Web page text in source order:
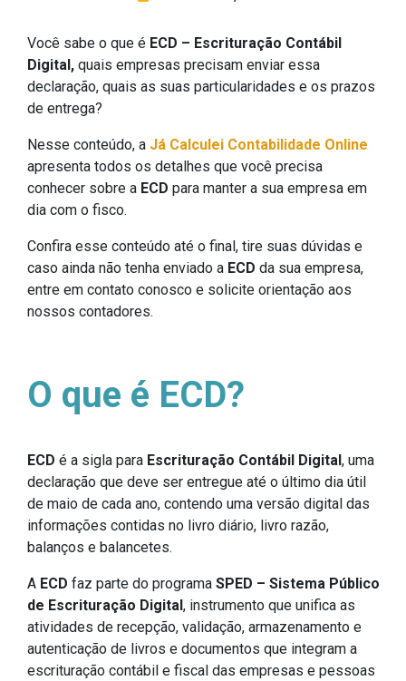
Você sabe o que é ECD – Escrituração Contábil
Digital, quais empresas precisam enviar essa
declaração, quais as suas particularidades e os prazos
de entrega?
Nesse conteúdo, a Já Calculei Contabilidade Online
apresenta todos os detalhes que você precisa
conhecer sobre a ECD para manter a sua empresa em
dia com o fisco.
Confira esse conteúdo até o final, tire suas dúvidas e
caso ainda não tenha enviado a ECD da sua empresa,
entre em contato conosco e solicite orientação aos
nossos contadores.
O que é ECD?
ECD é a sigla para Escrituração Contábil Digital, uma
declaração que deve ser entregue até o último dia útil
de maio de cada ano, contendo uma versão digital das
informações contidas no livro diário, livro razão,
balanços e balancetes.
A ECD faz parte do programa SPED – Sistema Público
de Escrituração Digital, instrumento que unifica as
atividades de recepção, validação, armazenamento e
autenticação de livros e documentos que integram a
escrituração contábil e fiscal das empresas e pessoas